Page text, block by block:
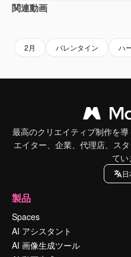
関連動画
2月 バレンタイン ハ
最高のクリエイティブ制作を
エイター、企業、代理店、ス
てい
製品
Spaces
AI アシスタント
AI 画像生成ツール